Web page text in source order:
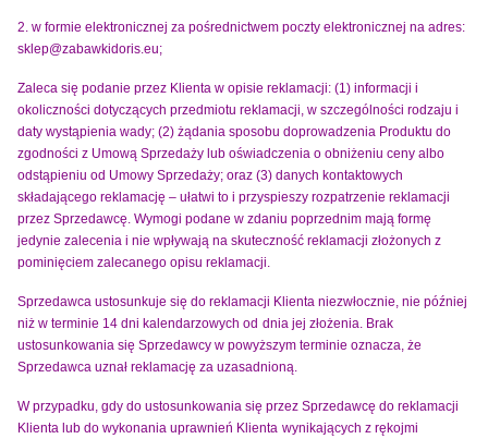
2. w formie elektronicznej za pośrednictwem poczty elektronicznej na adres:
sklep@zabawkidoris.eu;
Zaleca się podanie przez Klienta w opisie reklamacji: (1) informacji i
okoliczności dotyczących przedmiotu reklamacji, w szczególności rodzaju i
daty wystąpienia wady; (2) żądania sposobu doprowadzenia Produktu do
zgodności z Umową Sprzedaży lub oświadczenia o obniżeniu ceny albo
odstąpieniu od Umowy Sprzedaży; oraz (3) danych kontaktowych
składającego reklamację – ułatwi to i przyspieszy rozpatrzenie reklamacji
przez Sprzedawcę. Wymogi podane w zdaniu poprzednim mają formę
jedynie zalecenia i nie wpływają na skuteczność reklamacji złożonych z
pominięciem zalecanego opisu reklamacji.
Sprzedawca ustosunkuje się do reklamacji Klienta niezwłocznie, nie później
niż w terminie 14 dni kalendarzowych od dnia jej złożenia. Brak
ustosunkowania się Sprzedawcy w powyższym terminie oznacza, że
Sprzedawca uznał reklamację za uzasadnioną.
W przypadku, gdy do ustosunkowania się przez Sprzedawcę do reklamacji
Klienta lub do wykonania uprawnień Klienta wynikających z rękojmi